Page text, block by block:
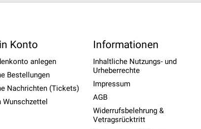
Konto
anlegen
Bestellungen
Nachrichten (Tickets)
Wunschzettel
Informationen
Inhaltliche Nutzungs- und
Urheberrechte
Impressum
AGB
Widerrufsbelehrung &
Vetragsrücktritt